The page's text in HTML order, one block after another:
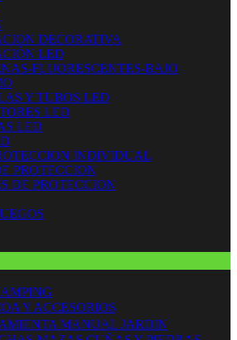
DECORATIVA
LED
FLUORESCENTES-BAJO
Y TUBOS LED
LED
LED
INDIVIDUAL
PROTECCION
DE PROTECCION
Y ACCESORIOS
MANUAL JARDIN